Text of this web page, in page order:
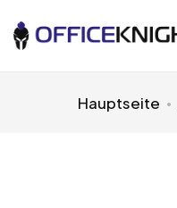
Hauptseite